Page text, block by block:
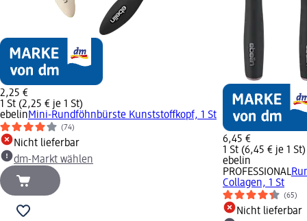
2,25 €
1 St (2,25 € je 1 St)
ebelinMini-Rundföhnbürste Kunststoffkopf, 1 St
(74)
Nicht lieferbar
dm-Markt wählen
6,45 €
1 St (6,45 € je 1 St)
ebelin
PROFESSIONAL
Collagen, 1 St
(65)
Nicht lieferbar